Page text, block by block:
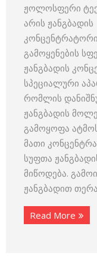
ჟოლოსფერი
არის ჟანგბადის
გამოყენების
ჟანგბადის
სპეციალური
რომლის
ჟანგბადის
გამოყოფა
მათი
სუფთა
მიწოდება.
ჟანგბადით
Read More